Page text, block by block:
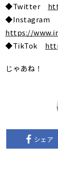
◆Twitter
◆Instagram
https://
◆TikTok
じゃあね！
シェア